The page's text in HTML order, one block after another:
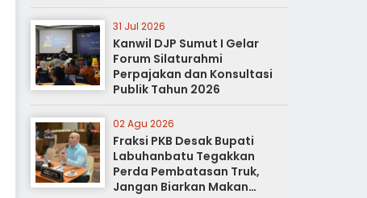
31 Jul 2026
Kanwil DJP Sumut I Gelar
Forum Silaturahmi
Perpajakan dan Konsultasi
Publik Tahun 2026
02 Agu 2026
Fraksi PKB Desak Bupati
Labuhanbatu Tegakkan
Perda Pembatasan Truk,
Jangan Biarkan Makan